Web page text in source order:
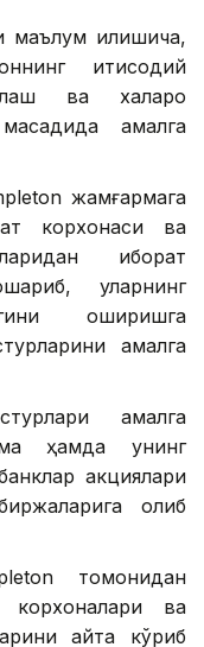
маълум қилишича,
иқтисодий
ва халқаро
амалга
жамғармага
корхонаси ва
иборат
уларнинг
оширишга
амалга
амалга
ҳамда унинг
акциялари
олиб
томонидан
корхоналари ва
қайта кўриб